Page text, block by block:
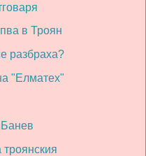
в Троян
разбраха?
"Елматех"
троянския